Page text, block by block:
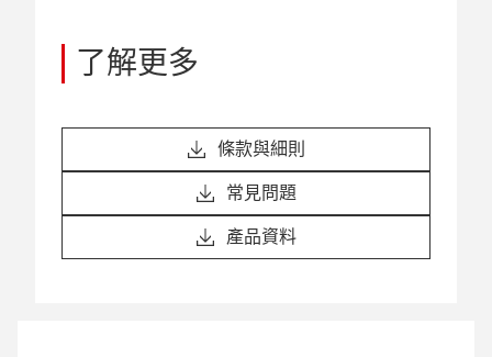
了解更多
條款與細則
常見問題
產品資料